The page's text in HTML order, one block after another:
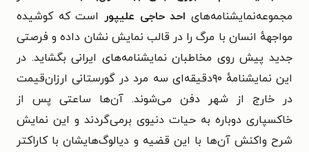
مجموعه‌نمایشنامه‌های احد حاجی علیپور است که کوشیده
مواجههٔ انسان با مرگ را در قالب نمایش نشان داده و فرصتی
جدید پیش روی مخاطبان نمایشنامه‌های ایرانی بگشاید. در
این نمایشنامهٔ ۹۰دقیقه‌ای سه مرد در گورستانی ارزان‌قیمت
در خارج از شهر دفن می‌شوند. آن‌ها ساعتی پس از
خاکسپاری دوباره به حیات دنیوی برمی‌گردند و این نمایش
شرح واکنش آن‌ها با این قضیه و دیالوگ‌هایشان با کاراکتر